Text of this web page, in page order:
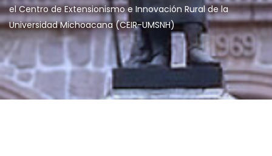
el Centro de Extensionismo e Innovación Rural de la
Universidad Michoacana (CEIR-UMSNH)